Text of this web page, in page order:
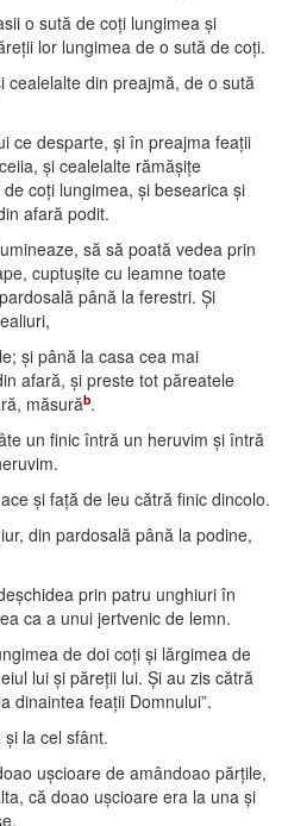
o sută de coţi lungimea şi
lor lungimea de o sută de coţi.
cealelalte din preajmă, de o sută
ce desparte, şi în preajma feaţii
şi cealelalte rămăşiţe
coţi lungimea, şi besearica şi
afară podit.
să să poată vedea prin
cuptuşite cu leamne toate
până la ferestri. Şi
şi până la casa cea mai
afară, şi preste tot păreatele
măsurăb.
un finic întră un heruvim şi întră
şi faţă de leu cătră finic dincolo.
din pardosală până la podine,
prin patru unghiuri în
ca a unui jertvenic de lemn.
de doi coţi şi lărgimea de
lui şi păreţii lui. Şi au zis cătră
dinaintea feaţii Domnului”.
la cel sfânt.
uşcioare de amândoao părţile,
că doao uşcioare era la una şi